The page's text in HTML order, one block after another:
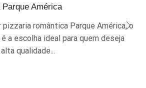
América
pizzaria romântica Parque América, o
a escolha ideal para quem deseja
qualidade...